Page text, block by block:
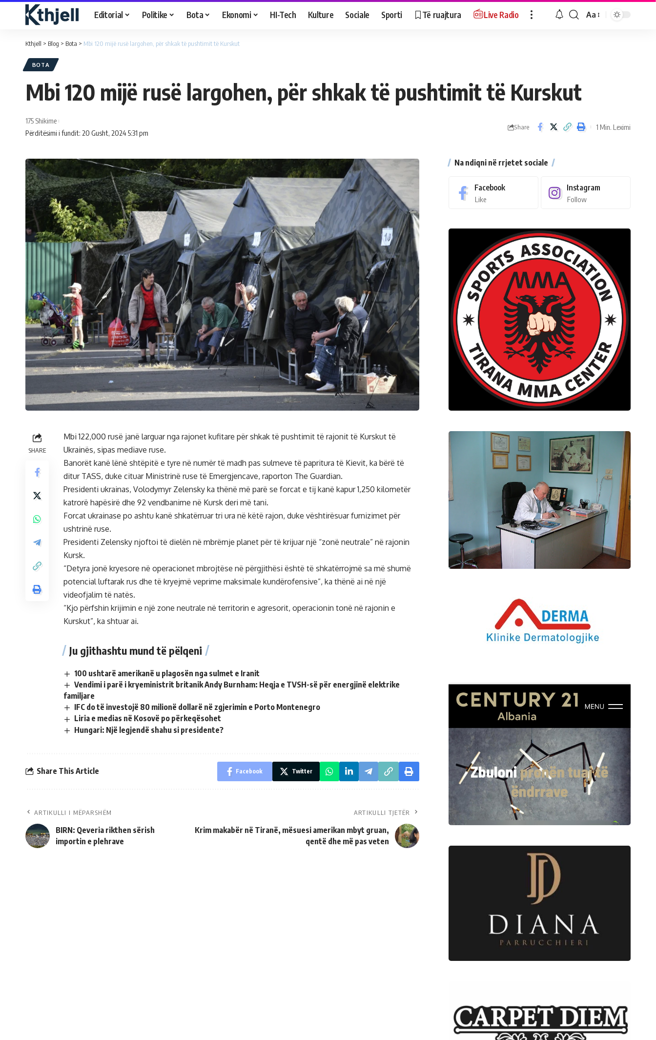
Editorial Politike Bota Ekonomi HI-Tech Kulture Sociale Sporti Të ruajtura Live Radio Aa
Kthjell > Blog > Bota > Mbi 120 mijë rusë largohen, për shkak të pushtimit të Kurskut
BOTA
Mbi 120 mijë rusë largohen, për shkak të pushtimit të Kurskut
Përditësimi i fundit: 20 Gusht, 2024 5:31 pm
175 Shikime
Share 1 Min. Leximi
SHARE
Mbi 122,000 rusë janë larguar nga rajonet kufitare për shkak të pushtimit të rajonit të Kurskut të
Ukrainës, sipas mediave ruse.
Banorët kanë lënë shtëpitë e tyre në numër të madh pas sulmeve të papritura të Kievit, ka bërë të
ditur TASS, duke cituar Ministrinë ruse të Emergjencave, raporton The Guardian.
Presidenti ukrainas, Volodymyr Zelensky ka thënë më parë se forcat e tij kanë kapur 1,250 kilometër
katrorë hapësirë dhe 92 vendbanime në Kursk deri më tani.
Forcat ukrainase po ashtu kanë shkatërruar tri ura në këtë rajon, duke vështirësuar furnizimet për
ushtrinë ruse.
Presidenti Zelensky njoftoi të dielën në mbrëmje planet për të krijuar një “zonë neutrale” në rajonin
Kursk.
“Detyra jonë kryesore në operacionet mbrojtëse në përgjithësi është të shkatërrojmë sa më shumë
potencial luftarak rus dhe të kryejmë veprime maksimale kundërofensive”, ka thënë ai në një
videofjalim të natës.
“Kjo përfshin krijimin e një zone neutrale në territorin e agresorit, operacionin tonë në rajonin e
Kurskut”, ka shtuar ai.
Ju gjithashtu mund të pëlqeni
100 ushtarë amerikanë u plagosën nga sulmet e Iranit
Vendimi i parë i kryeministrit britanik Andy Burnham: Heqja e TVSH-së për energjinë elektrike
familjare
IFC do të investojë 80 milionë dollarë në zgjerimin e Porto Montenegro
Liria e medias në Kosovë po përkeqësohet
Hungari: Një legjendë shahu si presidente?
Share This Article Facebook Twitter
ARTIKULLI I MËPARSHËM
BIRN: Qeveria rikthen sërish
importin e plehrave
ARTIKULLI TJETËR
Krim makabër në Tiranë, mësuesi amerikan mbyt gruan,
qentë dhe më pas veten
Na ndiqni në rrjetet sociale
Facebook
Like
Instagram
Follow